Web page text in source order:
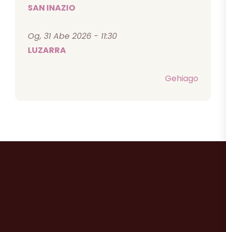
SAN INAZIO
Og, 31 Abe 2026 - 11:30
LUZARRA
Gehiago